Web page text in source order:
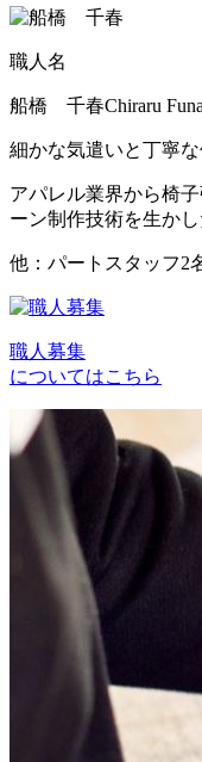
職人名
船橋 千春Chiraru
細かな気遣いと丁寧
アパレル業界から椅
ーン制作技術を生か
他：パートスタッフ
職人募集
についてはこちら